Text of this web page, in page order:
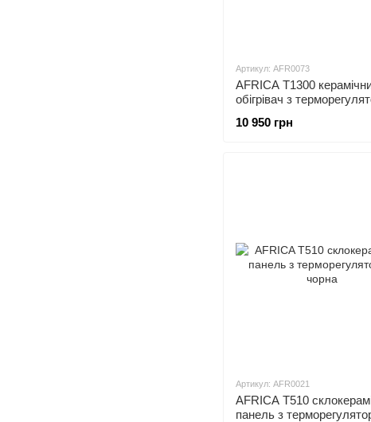
Артикул: AFR0073
AFRICA T1300
обігрівач з
10 950 грн
Артикул: AFR0021
AFRICA T510
панель з